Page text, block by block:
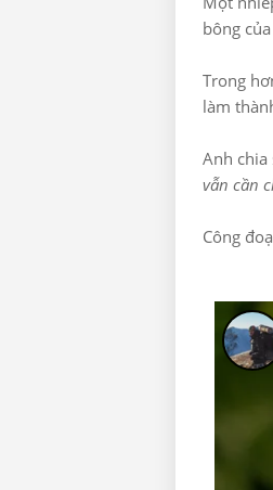
bông
Trong
làm
Anh chia
vẫn cần
Công